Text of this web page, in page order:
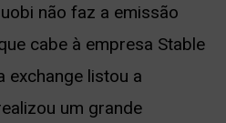
não faz a emissão
cabe à empresa Stable
exchange listou a
um grande